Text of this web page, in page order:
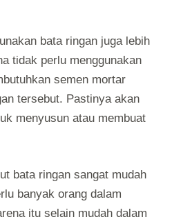
bata ringan juga lebih
tidak perlu menggunakan
semen mortar
tersebut. Pastinya akan
menyusun atau membuat
bata ringan sangat mudah
banyak orang dalam
itu selain mudah dalam